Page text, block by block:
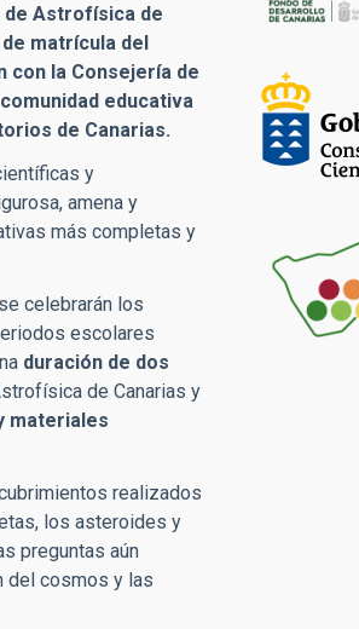
de Astrofísica de
matrícula del
con la Consejería de
educativa
de Canarias.
y
amena y
más completas y
celebrarán los
escolares
duración de dos
de Canarias y
materiales
realizados
los asteroides y
preguntas aún
del cosmos y las